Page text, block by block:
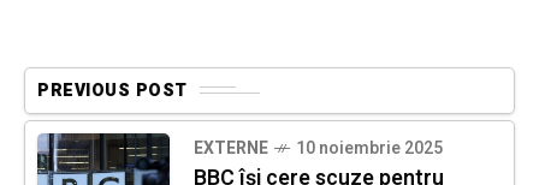
PREVIOUS POST
EXTERNE 10 noiembrie 2025
BBC își cere scuze pentru